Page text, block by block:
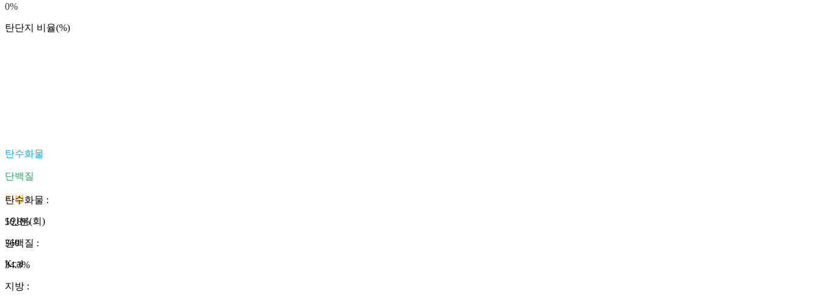
0%
탄단지 비율(%)
탄수화물
단백질
지방
1인분(회)
360
Kcal
탄수화물 :
50.8%
단백질 :
34.3%
지방 :